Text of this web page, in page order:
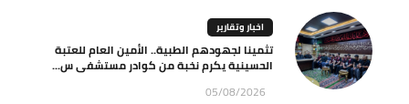
اخبار وتقارير
تثمينا لجهودهم الطبية.. الأمين العام للعتبة
الحسينية يكرم نخبة من كوادر مستشفى س...
05/08/2026